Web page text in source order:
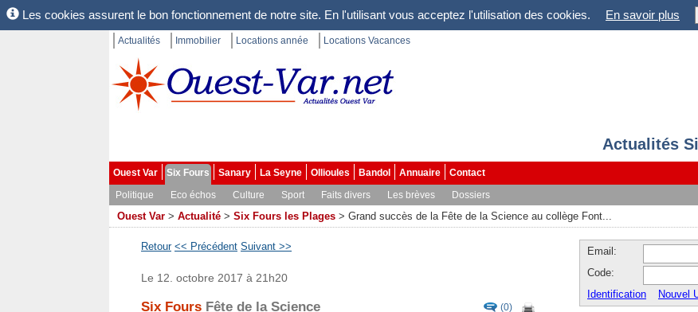
Les cookies assurent le bon fonctionnement de notre site. En l'utilisant vous acceptez l'utilisation des cookies. En savoir plus
Actualités Immobilier Locations année Locations Vacances
Actualités
Ouest Var Six Fours Sanary La Seyne Ollioules Bandol Annuaire
Contact
Politique
Eco échos Culture Sport Faits divers Les brèves Dossiers
Ouest Var > Actualité > Six Fours les Plages > Grand succès de la Fête de la Science au collège Font...
Retour << Précédent Suivant >>
(0)
Le 12. octobre 2017 à 21h20
Six Fours Fête de la Science
Email:
Code:
Identification
Nouvel